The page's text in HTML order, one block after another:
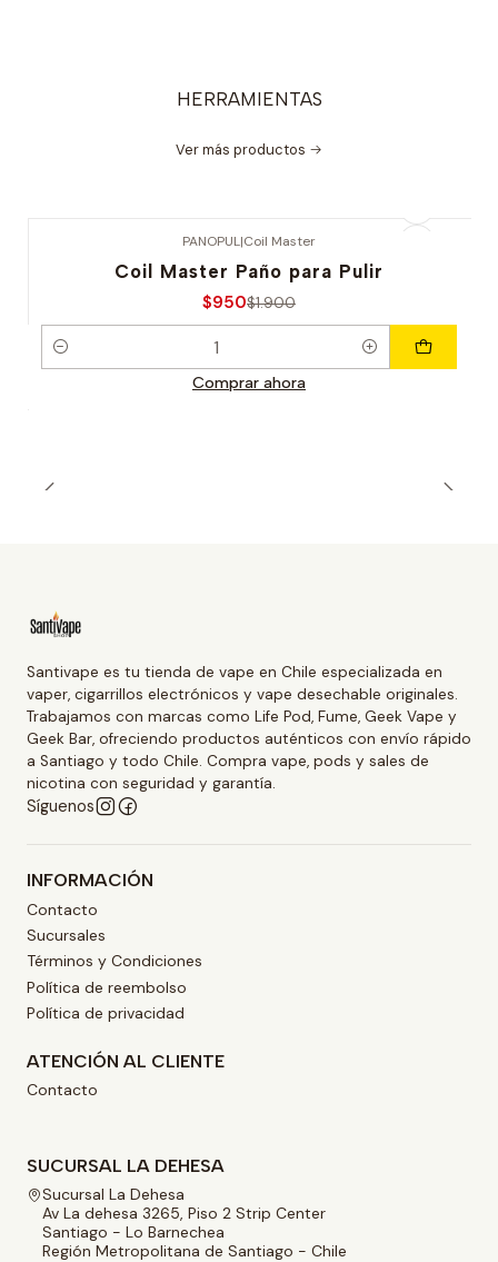
HERRAMIENTAS
Ver más productos
PANOPUL|Coil Master
Coil Master Paño para Pulir
$950$1.900
Cantidad
Comprar ahora
Santivape es tu tienda de vape en Chile especializada en
vaper, cigarrillos electrónicos y vape desechable originales.
Trabajamos con marcas como Life Pod, Fume, Geek Vape y
Geek Bar, ofreciendo productos auténticos con envío rápido
a Santiago y todo Chile. Compra vape, pods y sales de
nicotina con seguridad y garantía.
Síguenos
INFORMACIÓN
Contacto
Sucursales
Términos y Condiciones
Política de reembolso
Política de privacidad
ATENCIÓN AL CLIENTE
Contacto
SUCURSAL LA DEHESA
Sucursal La Dehesa
Av La dehesa 3265, Piso 2 Strip Center
Santiago - Lo Barnechea
Región Metropolitana de Santiago - Chile